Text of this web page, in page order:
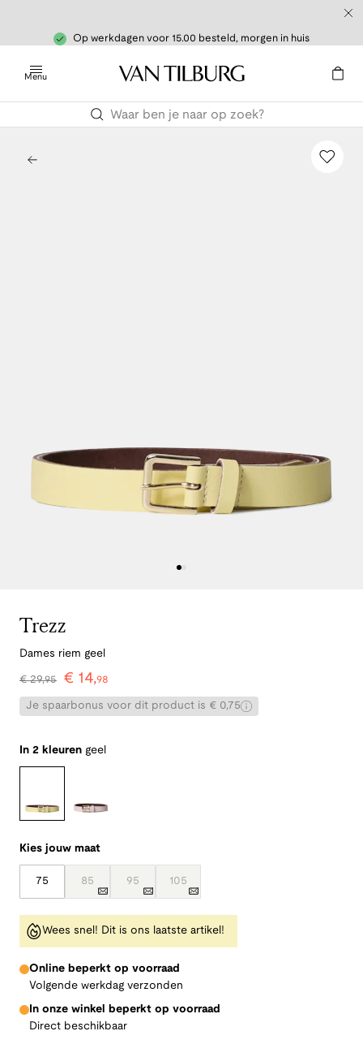
Op werkdagen voor 15.00 besteld, morgen in huis
Menu
Trezz
Dames riem geel
€29,95 € 14,98
Je spaarbonus voor dit product is € 0,75
In 2 kleuren geel
Kies jouw maat
75 85 95 105
Wees snel! Dit is ons laatste artikel!
Online beperkt op voorraad
Volgende werkdag verzonden
In onze winkel beperkt op voorraad
Direct beschikbaar